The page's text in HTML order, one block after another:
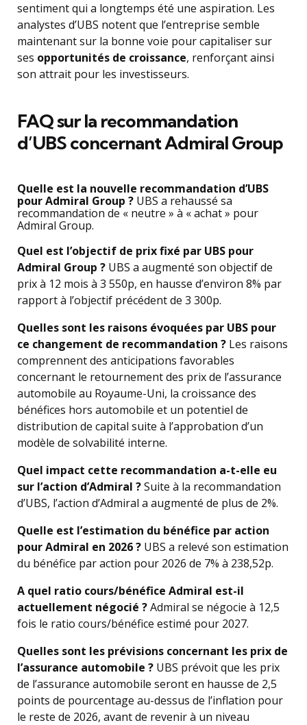
sentiment qui a longtemps été une aspiration. Les
analystes d’UBS notent que l’entreprise semble
maintenant sur la bonne voie pour capitaliser sur
ses opportunités de croissance, renforçant ainsi
son attrait pour les investisseurs.
FAQ sur la recommandation
d’UBS concernant Admiral Group
Quelle est la nouvelle recommandation d’UBS
pour Admiral Group ? UBS a rehaussé sa
recommandation de « neutre » à « achat » pour
Admiral Group.
Quel est l’objectif de prix fixé par UBS pour
Admiral Group ? UBS a augmenté son objectif de
prix à 12 mois à 3 550p, en hausse d’environ 8% par
rapport à l’objectif précédent de 3 300p.
Quelles sont les raisons évoquées par UBS pour
ce changement de recommandation ? Les raisons
comprennent des anticipations favorables
concernant le retournement des prix de l’assurance
automobile au Royaume-Uni, la croissance des
bénéfices hors automobile et un potentiel de
distribution de capital suite à l’approbation d’un
modèle de solvabilité interne.
Quel impact cette recommandation a-t-elle eu
sur l’action d’Admiral ?Suite à la recommandation
d’UBS, l’action d’Admiral a augmenté de plus de 2%.
Quelle est l’estimation du bénéfice par action
pour Admiral en 2026 ? UBS a relevé son estimation
du bénéfice par action pour 2026 de 7% à 238,52p.
A quel ratio cours/bénéfice Admiral est-il
actuellement négocié ?Admiral se négocie à 12,5
fois le ratio cours/bénéfice estimé pour 2027.
Quelles sont les prévisions concernant les prix de
l’assurance automobile ? UBS prévoit que les prix
de l’assurance automobile seront en hausse de 2,5
points de pourcentage au-dessus de l’inflation pour
le reste de 2026, avant de revenir à un niveau